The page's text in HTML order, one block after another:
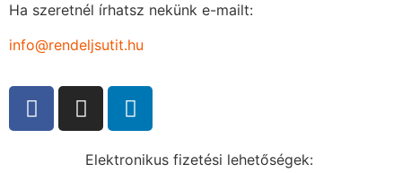
Ha szeretnél írhatsz nekünk e-mailt:
info@rendeljsutit.hu
Elektronikus fizetési lehetőségek: